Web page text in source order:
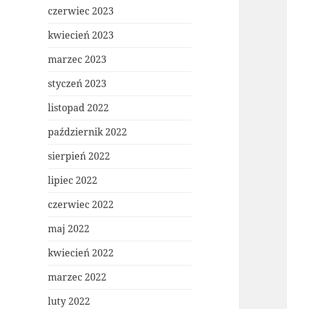
czerwiec 2023
kwiecień 2023
marzec 2023
styczeń 2023
listopad 2022
październik 2022
sierpień 2022
lipiec 2022
czerwiec 2022
maj 2022
kwiecień 2022
marzec 2022
luty 2022